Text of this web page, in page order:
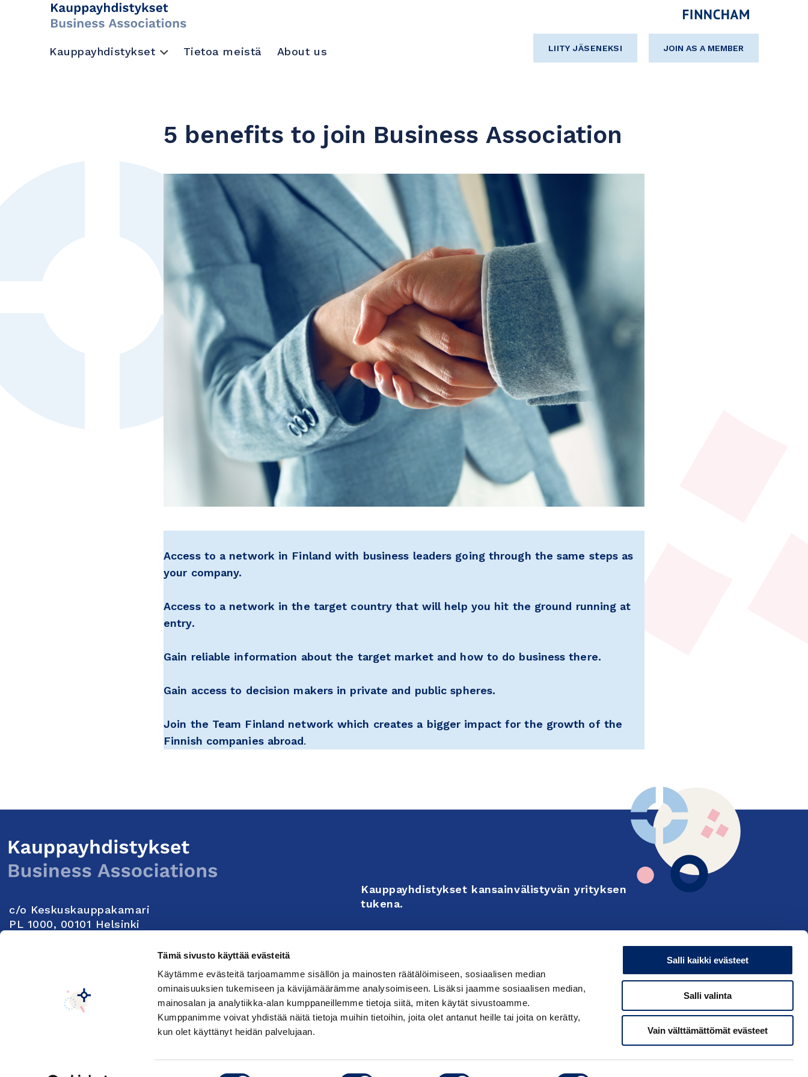
Tämä sivusto käyttää evästeitä
Käytämme evästeitä tarjoamamme sisällön ja mainosten räätälöimiseen, sosiaalisen median
ominaisuuksien tukemiseen ja kävijämäärämme analysoimiseen. Lisäksi jaamme sosiaalisen median,
mainosalan ja analytiikka-alan kumppaneillemme tietoja siitä, miten käytät sivustoamme.
Kumppanimme voivat yhdistää näitä tietoja muihin tietoihin, joita olet antanut heille tai joita on kerätty,
kun olet käyttänyt heidän palvelujaan.
Salli kaikki evästeet
Salli valinta
Vain välttämättömät evästeet
Kauppayhdistykset Tietoa meistä About us LIITY JÄSENEKSI JOIN AS A MEMBER
5 benefits to join Business Association
Access to a network in Finland with business leaders going through the same steps as
your company.
Access to a network in the target country that will help you hit the ground running at
entry.
Gain reliable information about the target market and how to do business there.
Gain access to decision makers in private and public spheres.
Join the Team Finland network which creates a bigger impact for the growth of the
Finnish companies abroad.
c/o Keskuskauppakamari
PL 1000, 00101 Helsinki
Keskuskauppakamarin tietosuojaseloste Muuta evästeasetuksia
Kauppayhdistykset kansainvälistyvän yrityksen
tukena.
activities.